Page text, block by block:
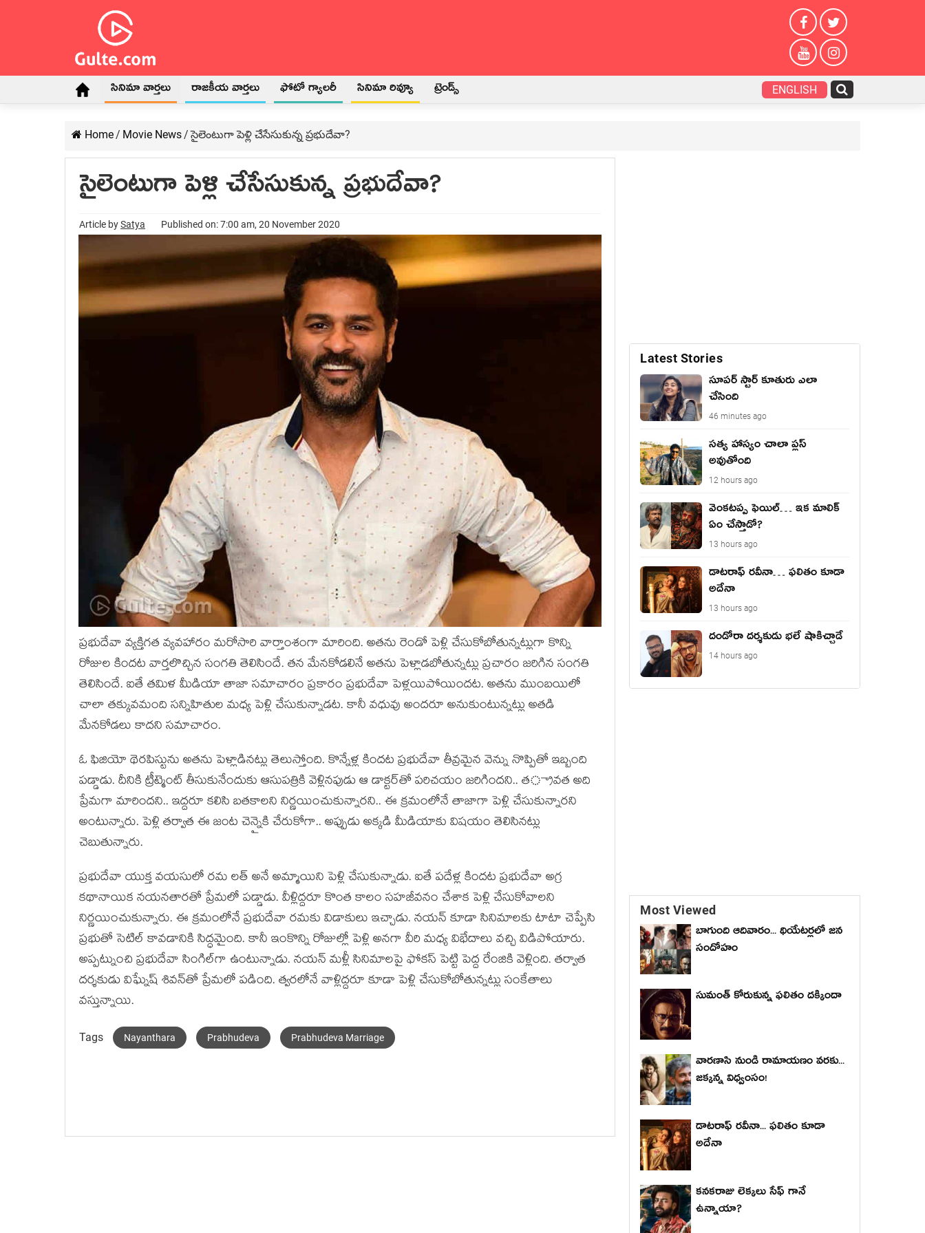
సినిమా వార్తలు రాజకీయ వార్తలు ఫోటో గ్యాలరీ సినిమా రివ్యూ ట్రెండ్స్ ENGLISH
Home/ Movie News/ సైలెంటుగా పెళ్లి చేసేసుకున్న ప్రభుదేవా?
సైలెంటుగా పెళ్లి చేసేసుకున్న ప్రభుదేవా?
Article bySatya Published on: 7:00 am, 20 November 2020
ప్రభుదేవా వ్యక్తిగత వ్యవహారం మరోసారి వార్తాంశంగా మారింది. అతను రెండో పెళ్లి చేసుకోబోతున్నట్లుగా కొన్ని
రోజుల కిందట వార్తలొచ్చిన సంగతి తెలిసిందే. తన మేనకోడలినే అతను పెళ్లాడబోతున్నట్లు ప్రచారం జరిగిన సంగతి
తెలిసిందే. ఐతే తమిళ మీడియా తాజా సమాచారం ప్రకారం ప్రభుదేవా పెళ్లయిపోయిందట. అతను ముంబయిలో
చాలా తక్కువమంది సన్నిహితుల మధ్య పెళ్లి చేసుకున్నాడట. కానీ వధువు అందరూ అనుకుంటున్నట్లు అతడి
మేనకోడలు కాదని సమాచారం.
ఓ ఫిజియో థెరపిస్టును అతను పెళ్లాడినట్లు తెలుస్తోంది. కొన్నేళ్ల కిందట ప్రభుదేవా తీవ్రమైన వెన్ను నొప్పితో ఇబ్బంది
పడ్డాడు. దీనికి ట్రీట్మెంట్ తీసుకునేందుకు ఆసుపత్రికి వెళ్లినపుడు ఆ డాక్టర్‌తో పరిచయం జరిగిందని.. తర్ావత అది
ప్రేమగా మారిందని.. ఇద్దరూ కలిసి బతకాలని నిర్ణయించుకున్నారని.. ఈ క్రమంలోనే తాజాగా పెళ్లి చేసుకున్నారని
అంటున్నారు. పెళ్లి తర్వాత ఈ జంట చెన్నైకి చేరుకోగా.. అప్పుడు అక్కడి మీడియాకు విషయం తెలిసినట్లు
చెబుతున్నారు.
ప్రభుదేవా యుక్త వయసులో రమ లత్‌ అనే అమ్మాయిని పెళ్లి చేసుకున్నాడు. ఐతే పదేళ్ల కిందట ప్రభుదేవా అగ్ర
కథానాయిక నయనతారతో ప్రేమలో పడ్డాడు. వీళ్లిద్దరూ కొంత కాలం సహజీవనం చేశాక పెళ్లి చేసుకోవాలని
నిర్ణయించుకున్నారు. ఈ క్రమంలోనే ప్రభుదేవా రమకు విడాకులు ఇచ్చాడు. నయన్ కూడా సినిమాలకు టాటా చెప్పేసి
ప్రభుతో సెటిల్ కావడానికి సిద్ధమైంది. కానీ ఇంకొన్ని రోజుల్లో పెళ్లి అనగా వీరి మధ్య విభేదాలు వచ్చి విడిపోయారు.
అప్పట్నుంచి ప్రభుదేవా సింగిల్‌గా ఉంటున్నాడు. నయన్ మళ్లీ సినిమాలపై ఫోకస్ పెట్టి పెద్ద రేంజికి వెళ్లింది. తర్వాత
దర్శకుడు విఘ్నేష్ శివన్‌తో ప్రేమలో పడింది. త్వరలోనే వాళ్లిద్దరూ కూడా పెళ్లి చేసుకోబోతున్నట్లు సంకేతాలు
వస్తున్నాయి.
Tags Nayanthara Prabhudeva Prabhudeva Marriage
Latest Stories
సూపర్ స్టార్ కూతురు ఎలా
చేసింది
46 minutes ago
సత్య హాస్యం చాలా ప్లస్
అవుతోంది
12 hours ago
వెంక‌ట‌ప్ప ఫెయిల్… ఇక మాలిక్
ఏం చేస్తాడో?
13 hours ago
డాటరాఫ్ రవీనా… ఫలితం కూడా
అదేనా
13 hours ago
దండోరా దర్శకుడు భలే షాకిచ్చాడే
14 hours ago
Most Viewed
బాగుంది ఆదివారం... థియేటర్లలో జన
సందోహం
సుమంత్ కోరుకున్న ఫలితం దక్కిందా
వారణాసి నుండి రామాయణం వరకు...
జక్కన్న విధ్వంసం!
డాటరాఫ్ రవీనా... ఫలితం కూడా
అదేనా
కనకరాజు లెక్కలు సేఫ్ గానే
ఉన్నాయా?